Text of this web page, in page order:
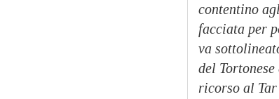
contentino
facciata per
va
del
ricorso al